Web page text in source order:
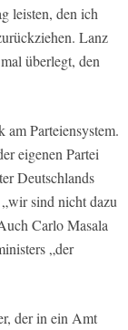
leisten, den ich
Lanz
überlegt, den
Parteiensystem.
eigenen Partei
Deutschlands
sind nicht dazu
Carlo Masala
„der
der in ein Amt